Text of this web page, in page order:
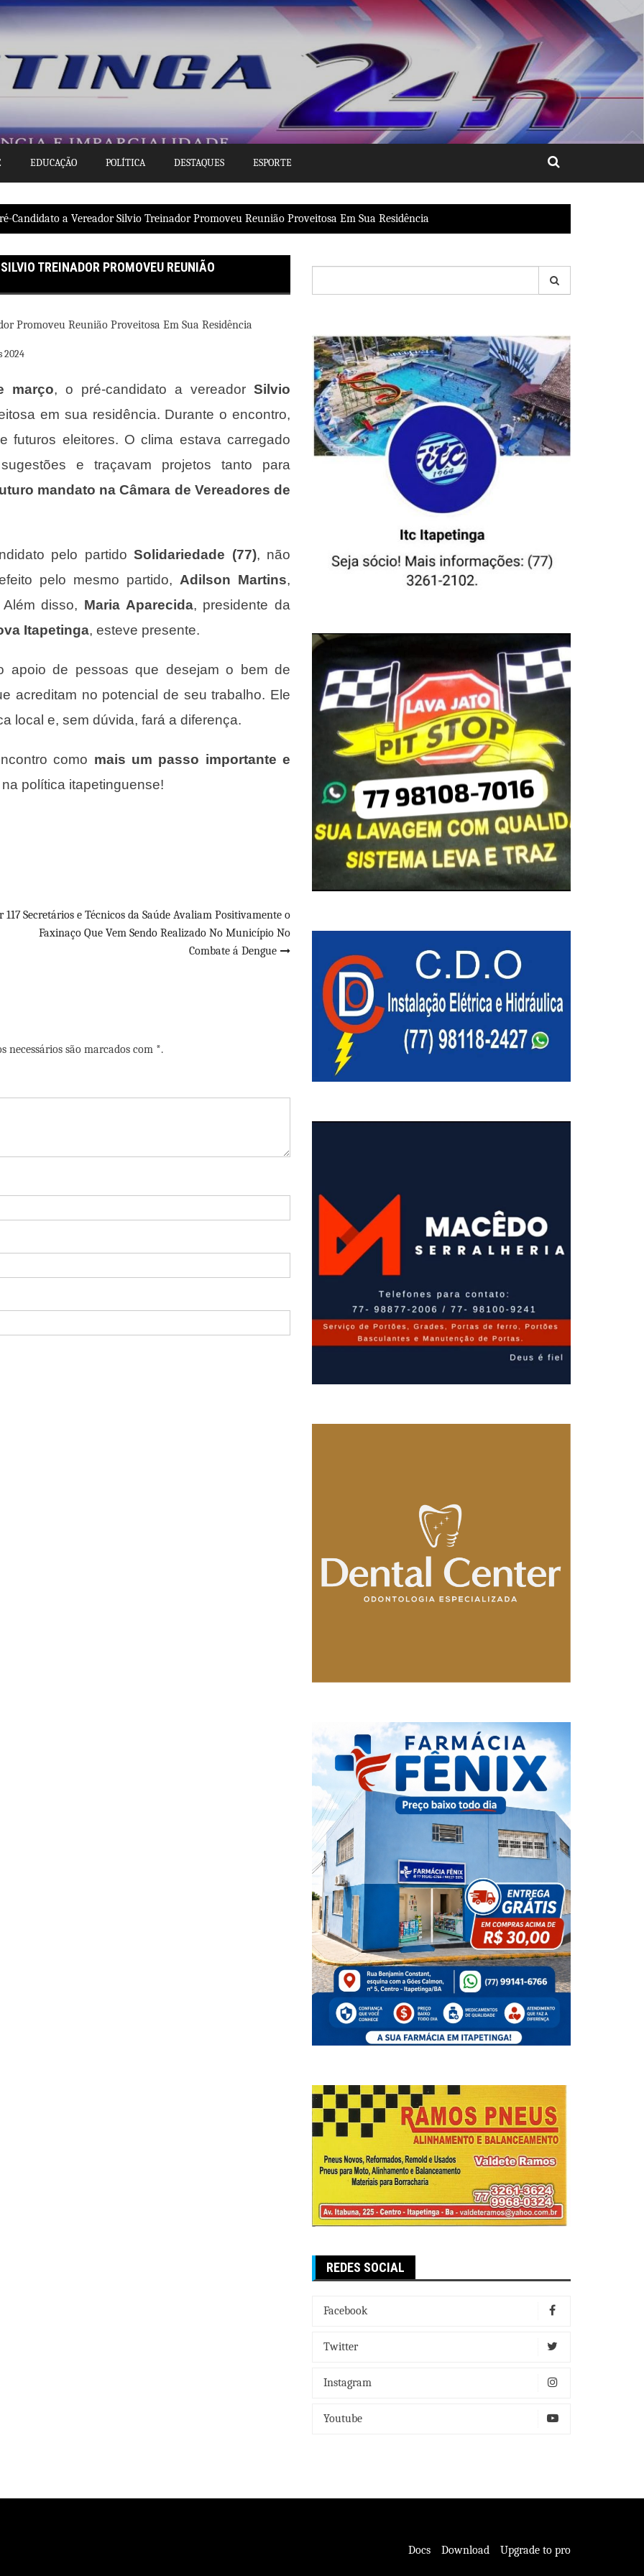
EDUCAÇÃO POLÍTICA DESTAQUES ESPORTE
Candidato a Vereador Silvio Treinador Promoveu Reunião Proveitosa Em Sua Residência
TREINADOR PROMOVEU REUNIÃO
2024
março, o pré-candidato a vereador Silvio
em sua residência. Durante o encontro,
futuros eleitores. O clima estava carregado
e traçavam projetos tanto para
mandato na Câmara de Vereadores de
pelo partidoSolidariedade (77), não
pelo mesmo partido, Adilson Martins,
disso, Maria Aparecida, presidente da
Itapetinga, esteve presente.
apoio de pessoas que desejam o bem de
acreditam no potencial de seu trabalho. Ele
local e, sem dúvida, fará a diferença.
como mais um passo importante e
política itapetinguense!
117 Secretários e Técnicos da Saúde Avaliam Positivamente o
Faxinaço Que Vem Sendo Realizado No Município No
Combate á Dengue
necessários são marcados com *.
por:
REDES SOCIAL
Facebook
Twitter
Instagram
Youtube
Docs Download Upgrade to pro